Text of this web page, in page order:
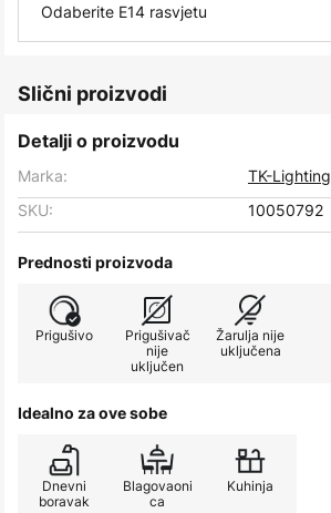
Odaberite E14 rasvjetu
Slični proizvodi
Detalji o proizvodu
Marka:
TK-Lighting
SKU:
10050792
Prednosti proizvoda
Prigušivo
Prigušivač
nije
uključen
Žarulja nije
uključena
Idealno za ove sobe
Dnevni
boravak
Blagovaoni
ca
Kuhinja